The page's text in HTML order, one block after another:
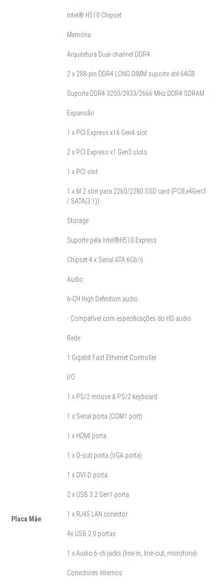
Placa Mãe
Intel® H510 Chipset
Memória
Arquitetura Dual-channel DDR4
2 x 288-pin DDR4 LONG DIMM suporte até 64GB
Suporte DDR4 3200/2933/2666 MHz DDR4 SDRAM
Expansão
1 x PCI Express x16 Gen4 slot
2 x PCI Express x1 Gen3 slots
1 x PCI slot
1 x M.2 slot para 2260/2280 SSD card (PCIEx4Gen3
/ SATA(3.1))
Storage
Suporte pela Intel®H510 Express
Chipset 4 x Serial ATA 6Gb/s
Audio
6-CH High Definition audio
- Compatível com especificações do HD audio
Rede
1 Gigabit Fast Ethernet Controller
I/O
1 x PS/2 mouse & PS/2 keyboard
1 x Serial porta (COM1 port)
1 x HDMI porta
1 x D-sub porta (VGA porta)
1 x DVI-D porta
2 x USB 3.2 Gen1 porta
1 x RJ45 LAN conector
4x USB 2.0 portas
1 x Audio 6-ch jacks (line-in, line-out, microfone)
Conectores Internos